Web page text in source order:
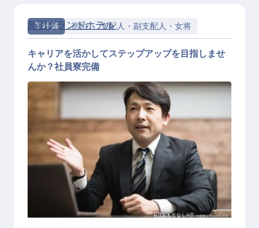
正社員 宿泊 支配人・副支配人・女将
支配人候補
鳥羽グランドホテル
キャリアを活かしてステップアップを目指しませ
んか？社員寮完備